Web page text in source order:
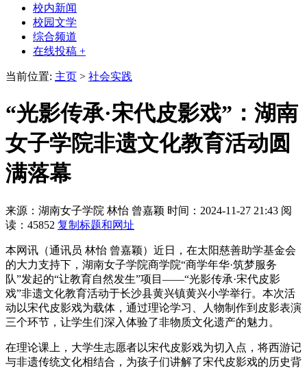
校内新闻
校园文学
综合频道
在线投稿 +
当前位置: 主页 > 社会实践
“光影传承·宋代皮影戏”：湖南
女子学院非遗文化教育活动圆
满落幕
来源：湖南女子学院 林怡 曾嘉颖 时间：2024-11-27 21:43 阅
读：45852 复制标题和网址
本网讯（通讯员 林怡 曾嘉颖）近日，在太阳慈善助学基金会
的大力支持下，湖南女子学院商学院“商学年华·筑梦服务
队”发起的“让教育自然发生”项目——“光影传承·宋代皮影
戏”非遗文化教育活动于长沙县黄兴镇黄兴小学举行。本次活
动以宋代皮影戏为载体，通过理论学习、人物制作到皮影表演
三个环节，让学生们深入体验了非物质文化遗产的魅力。
在理论课上，大学生志愿者以宋代皮影戏为切入点，将西游记
与非遗传统文化相结合，为孩子们讲解了宋代皮影戏的历史背